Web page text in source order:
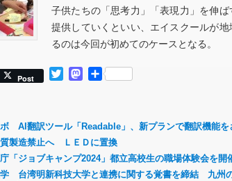
子供たちの「思考力」「表現力」を伸
提供していくといい、エイスクールが
るのは今回が初めてのケースとなる。
Post TwitterMastodon
共
AI翻訳ツール「Readable」、新プランで翻訳機能を
製造禁止へ ＬＥＤに置換
「ジョブキャンプ2024」都立高校生の職場体験会を開
台湾明新科技大学と連携に関する覚書を締結 九州